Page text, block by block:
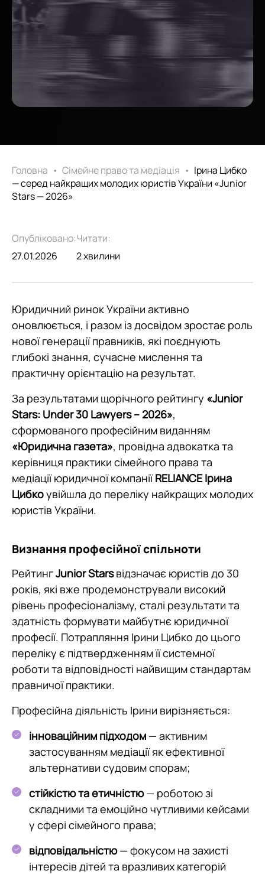
Головна • Сімейне право та медіація • Ірина Цибко
— серед найкращих молодих юристів України «Junior
Stars — 2026»
Опубліковано:
27.01.2026
Читати:
2 хвилини
Юридичний ринок України активно
оновлюється, і разом із досвідом зростає роль
нової генерації правників, які поєднують
глибокі знання, сучасне мислення та
практичну орієнтацію на результат.
За результатами щорічного рейтингу «Junior
Stars: Under 30 Lawyers – 2026»,
сформованого професійним виданням
«Юридична газета», провідна адвокатка та
керівниця практики сімейного права та
медіації юридичної компаніїRELIANCE Ірина
Цибкоувійшла до переліку найкращих молодих
юристів України.
Визнання професійної спільноти
РейтингJunior Starsвідзначає юристів до 30
років, які вже продемонстрували високий
рівень професіоналізму, сталі результати та
здатність формувати майбутнє юридичної
професії. Потрапляння Ірини Цибко до цього
переліку є підтвердженням її системної
роботи та відповідності найвищим стандартам
правничої практики.
Професійна діяльність Ірини вирізняється:
інноваційним підходом— активним
застосуванням медіації як ефективної
альтернативи судовим спорам;
стійкістю та етичністю— роботою зі
складними та емоційно чутливими кейсами
у сфері сімейного права;
відповідальністю— фокусом на захисті
інтересів дітей та вразливих категорій